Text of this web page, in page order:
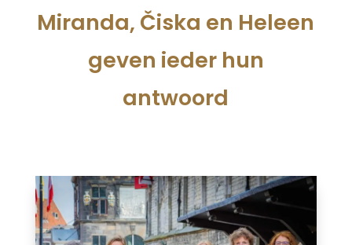
Miranda, Čiska en Heleen
geven ieder hun
antwoord